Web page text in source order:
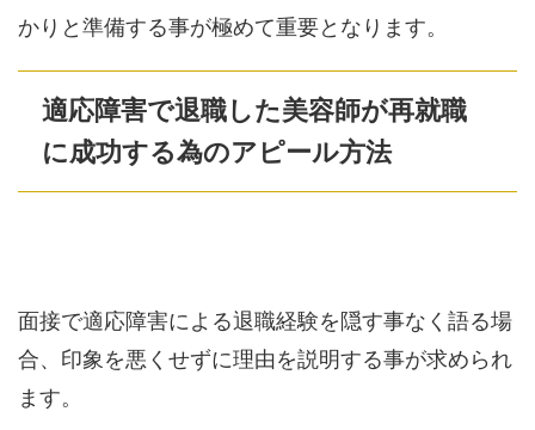
かりと準備する事が極めて重要となります。
適応障害で退職した美容師が再就職
に成功する為のアピール方法
面接で適応障害による退職経験を隠す事なく語る場
合、印象を悪くせずに理由を説明する事が求められ
ます。